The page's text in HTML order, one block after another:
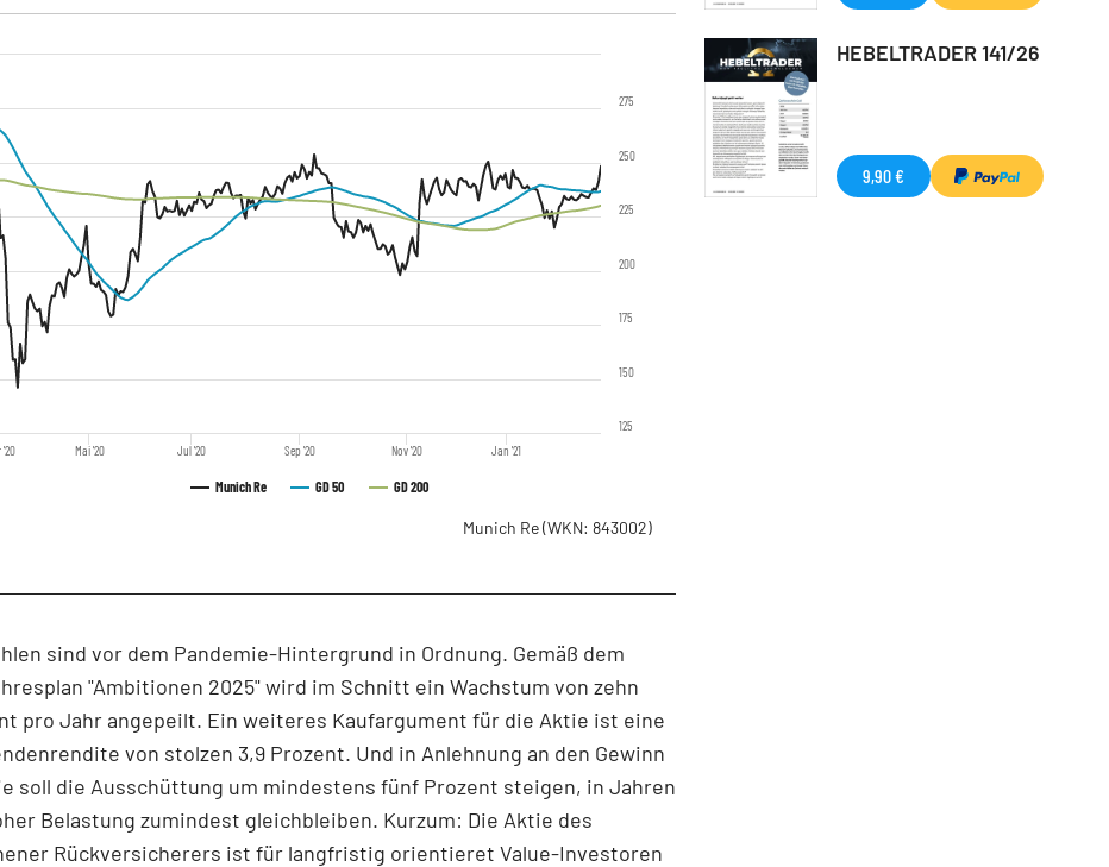
Munich Re GD 50 GD 200
'20 Mai '20 Jul '20 Sep '20 Nov '20 Jan '21
125
150
175
200
225
250
275
Munich Re(WKN: 843002)
sind vor dem Pandemie-Hintergrund in Ordnung. Gemäß dem
"Ambitionen 2025" wird im Schnitt ein Wachstum von zehn
pro Jahr angepeilt. Ein weiteres Kaufargument für die Aktie ist eine
von stolzen 3,9 Prozent. Und in Anlehnung an den Gewinn
soll die Ausschüttung um mindestens fünf Prozent steigen, in Jahren
Belastung zumindest gleichbleiben. Kurzum: Die Aktie des
Rückversicherers ist für langfristig orientieret Value-Investoren
HEBELTRADER 141/26
9,90 €